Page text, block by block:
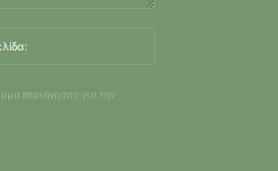
περιήγησης για την